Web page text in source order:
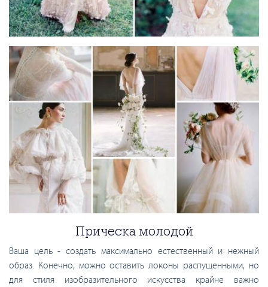
Прическа молодой
Ваша цель - создать максимально естественный и нежный
образ. Конечно, можно оставить локоны распущенными, но
для стиля изобразительного искусства крайне важно